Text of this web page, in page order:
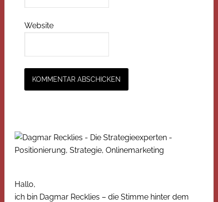
Website
Hallo,
ich bin Dagmar Recklies – die Stimme hinter dem